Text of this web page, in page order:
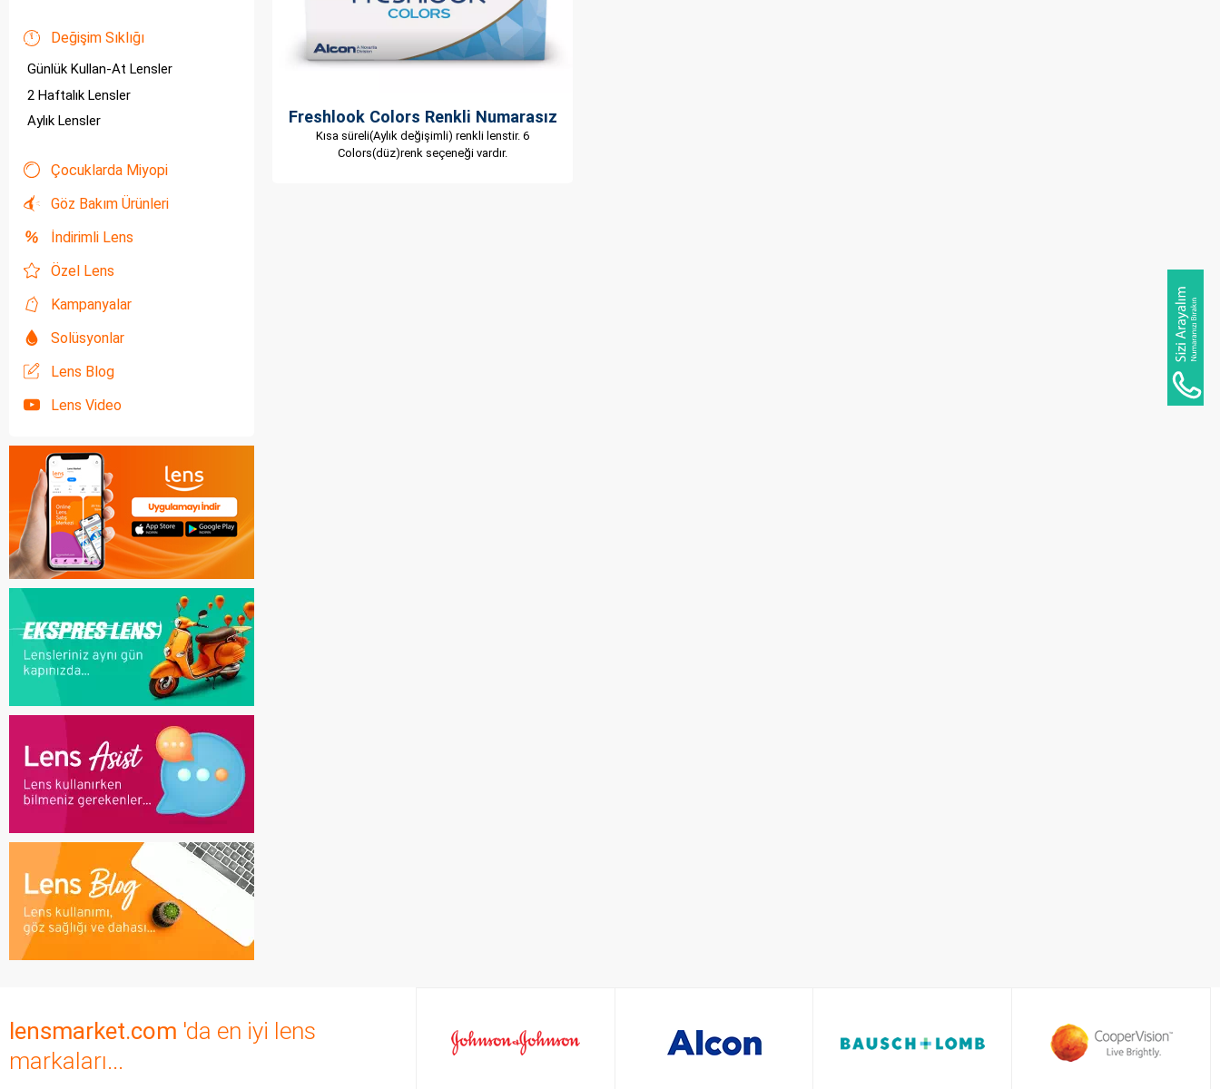
Değişim Sıklığı
Günlük Kullan-At Lensler
2 Haftalık Lensler
Aylık Lensler
Çocuklarda Miyopi
Göz Bakım Ürünleri
İndirimli Lens
Özel Lens
Kampanyalar
Solüsyonlar
Lens Blog
Lens Video
Freshlook Colors Renkli Numarasız
Kısa süreli(Aylık değişimli) renkli lenstir. 6
Colors(düz)renk seçeneği vardır.
lensmarket.com 'da en iyi lens
markaları...